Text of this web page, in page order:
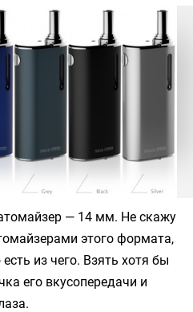
— 14 мм. Не скажу
этого формата,
из чего. Взять хотя бы
его вкусопередачи и